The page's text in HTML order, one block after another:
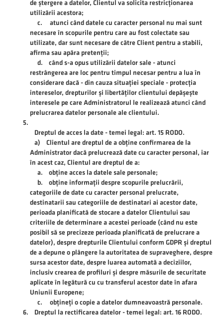
de ștergere a datelor, Clientul va solicita restricționarea
utilizării acestora;
c. atunci când datele cu caracter personal nu mai sunt
necesare în scopurile pentru care au fost colectate sau
utilizate, dar sunt necesare de către Client pentru a stabili,
afirma sau apăra pretenții;
d. când s-a opus utilizării datelor sale - atunci
restrângerea are loc pentru timpul necesar pentru a lua în
considerare dacă - din cauza situației speciale - protecția
intereselor, drepturilor și libertăților clientului depășește
interesele pe care Administratorul le realizează atunci când
prelucrarea datelor personale ale clientului.
Dreptul de acces la date - temei legal: art. 15 RODO.
a) Clientul are dreptul de a obține confirmarea de la
Administrator dacă prelucrează date cu caracter personal, iar
în acest caz, Clientul are dreptul de a:
a. obține acces la datele sale personale;
b. obține informații despre scopurile prelucrării,
categoriile de date cu caracter personal prelucrate,
destinatarii sau categoriile de destinatari ai acestor date,
perioada planificată de stocare a datelor Clientului sau
criteriile de determinare a acestei perioade (când nu este
posibil să se precizeze perioada planificată de prelucrare a
datelor), despre drepturile Clientului conform GDPR și dreptul
de a depune o plângere la autoritatea de supraveghere, despre
sursa acestor date, despre luarea automată a deciziilor,
inclusiv crearea de profiluri și despre măsurile de securitate
aplicate în legătură cu cu transferul acestor date în afara
Uniunii Europene;
c. obțineți o copie a datelor dumneavoastră personale.
Dreptul la rectificarea datelor - temei legal: art. 16 RODO.